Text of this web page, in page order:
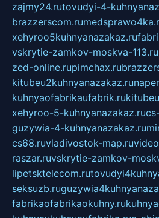
zajmy24.rutovudyi-4-
brazzerscom.ru
xehyroo5kuhnyanazakaz.ru
vskrytie-zamkov-moskva-113.ru
zed-online.rupimchax.ru
kitubeu2kuhnyanazakaz.ru
kuhnyaofabrikaufabrik.ru
xehyroo-5-kuhnyanazakaz.ru
guzywia-4-kuhnyanazakaz.ru
cs68.ruvladivostok-map.ru
raszar.ruvskrytie-zamkov-
lipetsktelecom.ru
seksuzb.ru
fabrikaofabrikaokuhny.ru